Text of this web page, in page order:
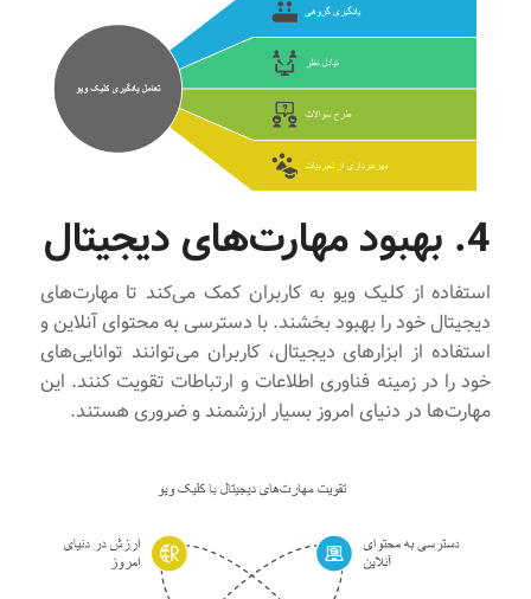
4. بهبود مهارت‌های دیجیتال
استفاده از کلیک ویو به کاربران کمک می‌کند تا مهارت‌های
دیجیتال خود را بهبود بخشند. با دسترسی به محتوای آنلاین و
استفاده از ابزارهای دیجیتال، کاربران می‌توانند توانایی‌های
خود را در زمینه فناوری اطلاعات و ارتباطات تقویت کنند. این
مهارت‌ها در دنیای امروز بسیار ارزشمند و ضروری هستند.